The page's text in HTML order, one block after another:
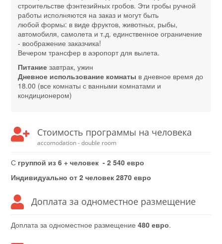
строительстве фэнтезийных гробов. Эти гробы ручной
работы исполняются на заказ и могут быть
любой формы: в виде фруктов, животных, рыбы,
автомобиля, самолета и т.д. единственное ограничение
- воображение заказчика!
Вечером трансфер в аэропорт для вылета.
Питание завтрак, ужин
Дневное использование комнаты в дневное время до
18.00 (все комнаты с ванными комнатами и
кондиционером)
Стоимость программы на человека
accomodation - double room
С группой из 6 + человек - 2 540 евро
Индивидуально от 2 человек 2870 евро
Доплата за одноместное размещение
Доплата за одноместное размещение 480 евро.